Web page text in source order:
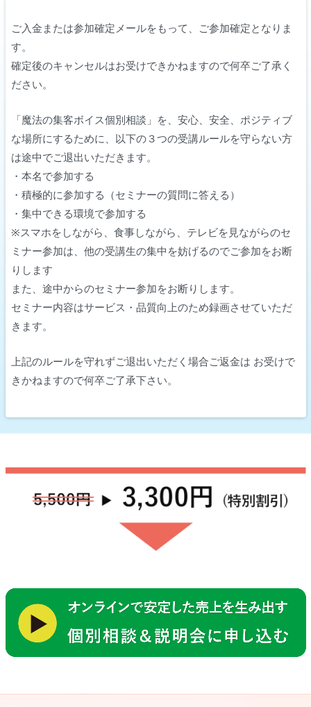
ご入金または参加確定メールをもって、ご参加確定となりま
す。
確定後のキャンセルはお受けできかねますので何卒ご了承く
ださい。
「魔法の集客ボイス個別相談」を、安⼼、安全、ポジティブ
な場所にするために、以下の３つの受講ルールを守らない⽅
は途中でご退出いただきます。
・本名で参加する
・積極的に参加する（セミナーの質問に答える）
・集中できる環境で参加する
※スマホをしながら、⾷事しながら、テレビを⾒ながらのセ
ミナー参加は、他の受講⽣の集中を妨げるのでご参加をお断
りします
また、途中からのセミナー参加をお断りします。
セミナー内容はサービス・品質向上のため録画させていただ
きます。
上記のルールを守れずご退出いただく場合ご返⾦は お受けで
きかねますので何卒ご了承下さい。